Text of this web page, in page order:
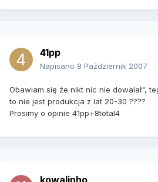
41pp
Napisano 8 Październik 2007
Obawiam się że nikt nic nie dowalał",
to nie jest produkcja z lat 20-30 ????
Prosimy o opinie 41pp+8total4